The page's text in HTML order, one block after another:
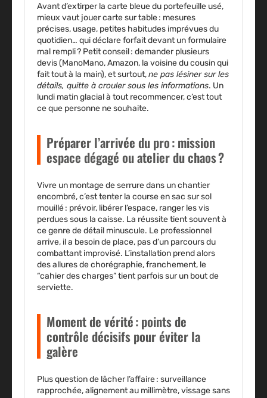
Avant d’extirper la carte bleue du portefeuille usé,
mieux vaut jouer carte sur table : mesures
précises, usage, petites habitudes imprévues du
quotidien… qui déclare forfait devant un formulaire
mal rempli ? Petit conseil : demander plusieurs
devis (ManoMano, Amazon, la voisine du cousin qui
fait tout à la main), et surtout,ne pas lésiner sur les
détails, quitte à crouler sous les informations. Un
lundi matin glacial à tout recommencer, c’est tout
ce que personne ne souhaite.
Préparer l’arrivée du pro : mission
espace dégagé ou atelier du chaos ?
Vivre un montage de serrure dans un chantier
encombré, c’est tenter la course en sac sur sol
mouillé : prévoir, libérer l’espace, ranger les vis
perdues sous la caisse. La réussite tient souvent à
ce genre de détail minuscule. Le professionnel
arrive, il a besoin de place, pas d’un parcours du
combattant improvisé. L’installation prend alors
des allures de chorégraphie, franchement, le
“cahier des charges” tient parfois sur un bout de
serviette.
Moment de vérité : points de
contrôle décisifs pour éviter la
galère
Plus question de lâcher l’affaire : surveillance
rapprochée, alignement au millimètre, vissage sans